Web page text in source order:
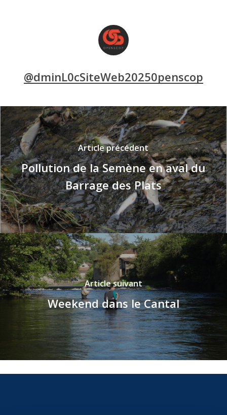
@dminL0cSiteWeb20250penscop
Article précédent
Pollution de la Semène en aval du
Barrage des Plats
Article suivant
Weekend dans le Cantal